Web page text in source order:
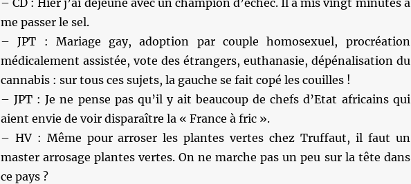
– CD : Hier j’ai déjeuné avec un champion d’échec. Il a mis vingt minutes à
me passer le sel.
– JPT : Mariage gay, adoption par couple homosexuel, procréation
médicalement assistée, vote des étrangers, euthanasie, dépénalisation du
cannabis : sur tous ces sujets, la gauche se fait copé les couilles !
– JPT : Je ne pense pas qu’il y ait beaucoup de chefs d’Etat africains qui
aient envie de voir disparaître la « France à fric ».
– HV : Même pour arroser les plantes vertes chez Truffaut, il faut un
master arrosage plantes vertes. On ne marche pas un peu sur la tête dans
ce pays ?